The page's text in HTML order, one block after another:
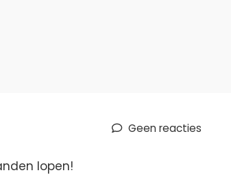
Geen reacties
lopen!